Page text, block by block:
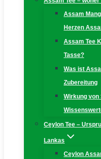
Assam
Herzen
Assam Tee
Tasse?
Was ist
Zubereitung
Wirkung von
Ceylon Tee –
Lankas
Ceylon